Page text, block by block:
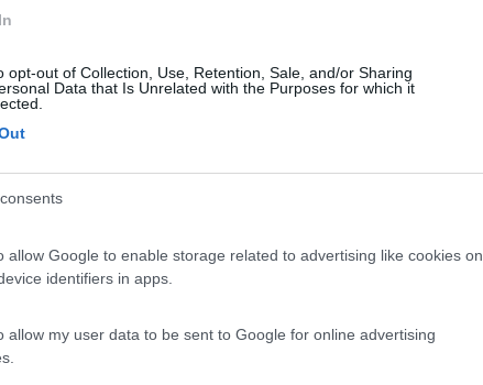
opt-out of Collection, Use, Retention, Sale, and/or Sharing
Data that Is Unrelated with the Purposes for which it
allow Google to enable storage related to advertising like cookies on
identifiers in apps.
allow my user data to be sent to Google for online advertising
dell'agriturismo/agribirreria, aperto solo saba...
Giardino 23
di Verona (VR) - 35.6km